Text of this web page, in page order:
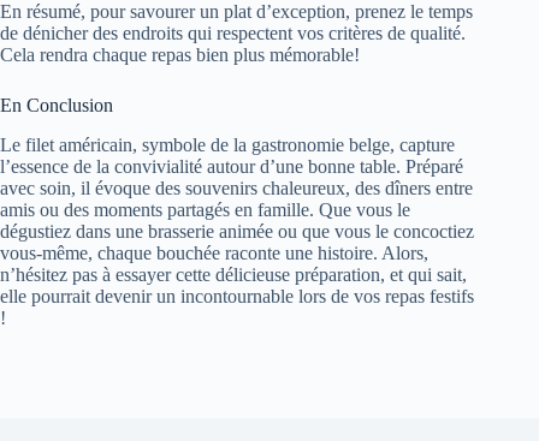
En résumé, pour savourer un plat d’exception, prenez le temps
de dénicher des endroits qui respectent vos critères de qualité.
Cela rendra chaque repas bien plus mémorable!
En Conclusion
Le filet américain, symbole de la gastronomie belge, capture
l’essence de la convivialité autour d’une bonne table. Préparé
avec soin, il évoque des souvenirs chaleureux, des dîners entre
amis ou des moments partagés en famille. Que vous le
dégustiez dans une brasserie animée ou que vous le concoctiez
vous-même, chaque bouchée raconte une histoire. Alors,
n’hésitez pas à essayer cette délicieuse préparation, et qui sait,
elle pourrait devenir un incontournable lors de vos repas festifs
!